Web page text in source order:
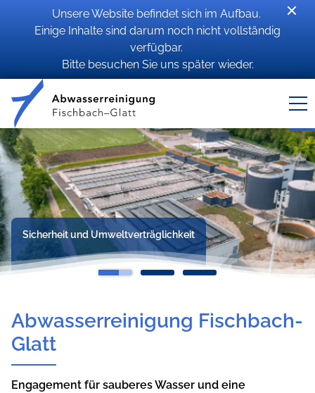
Unsere Website befindet sich im Aufbau.
Einige Inhalte sind darum noch nicht vollständig
verfügbar.
Bitte besuchen Sie uns später wieder.
Sicherheit und Umweltverträglichkeit
Abwasserreinigung Fischbach-
Glatt
Engagement für sauberes Wasser und eine